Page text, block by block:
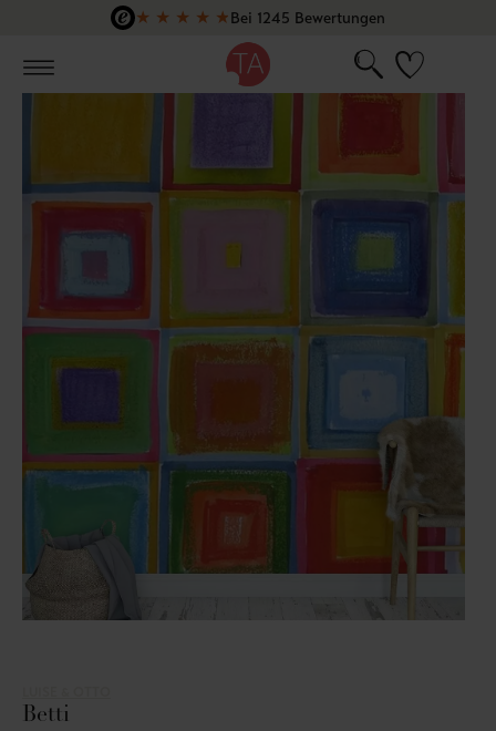
Zum Hauptinhalt springen
★ ★ ★ ★ ★Bei 1245 Bewertungen
Betti